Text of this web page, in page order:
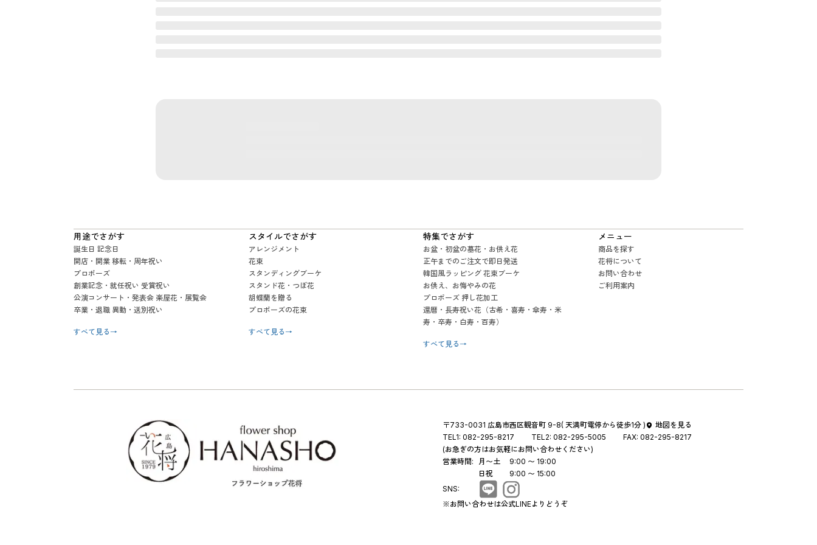
用途でさがす
誕生日 記念日
開店・開業 移転・周年祝い
プロポーズ
創業記念・就任祝い 受賞祝い
公演コンサート・発表会 楽屋花・展覧会
卒業・退職 異動・送別祝い
すべて見る →
スタイルでさがす
アレンジメント
花束
スタンディングブーケ
スタンド花・つぼ花
胡蝶蘭を贈る
プロポーズの花束
すべて見る →
特集でさがす
お盆・初盆の墓花・お供え花
正午までのご注文で即日発送
韓国風ラッピング 花束ブーケ
お供え、お悔やみの花
プロポーズ 押し花加工
還暦・長寿祝い花（古希・喜寿・傘寿・米
寿・卒寿・白寿・百寿）
すべて見る →
メニュー
商品を探す
花将について
お問い合わせ
ご利用案内
〒733-0031 広島市西区観音町 9-8( 天満町電停から徒歩1分 )
地図を見る
TEL1: 082-295-8217 TEL2: 082-295-5005 FAX: 082-295-8217
(お急ぎの方はお気軽にお問い合わせください)
営業時間:
月〜土
9:00 〜 19:00
日祝
9:00 〜 15:00
SNS:
※お問い合わせは公式LINEよりどうぞ